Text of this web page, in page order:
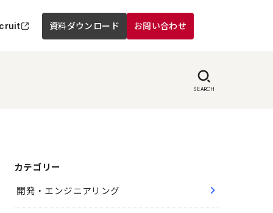
資料ダウンロード お問い合わせ
SEARCH
カテゴリー
開発・エンジニアリング